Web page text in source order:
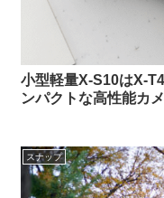
小型軽量X-S10はX-
ンパクトな高性能カ
スナップ